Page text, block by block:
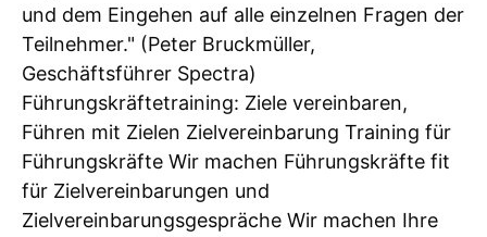
und dem Eingehen auf alle einzelnen Fragen der
Teilnehmer." (Peter Bruckmüller,
Geschäftsführer Spectra)
Führungskräftetraining: Ziele vereinbaren,
Führen mit Zielen Zielvereinbarung Training für
Führungskräfte Wir machen Führungskräfte fit
für Zielvereinbarungen und
Zielvereinbarungsgespräche Wir machen Ihre